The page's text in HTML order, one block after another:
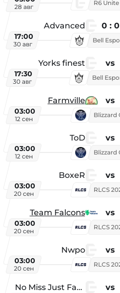
28 авг
Advanced 0 : 0
17:00
30 авг
Yorks finest vs
17:30
30 авг
Farmville vs
03:00
12 сен
ToD vs
03:00
12 сен
BoxeR vs
03:00
20 сен
Team Falcons vs
03:00
20 сен
Nwpo vs
03:00
20 сен
No Miss Just Fake vs